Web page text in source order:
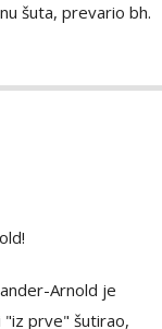
šuta, prevario bh.
Arnold je
prve" šutirao,